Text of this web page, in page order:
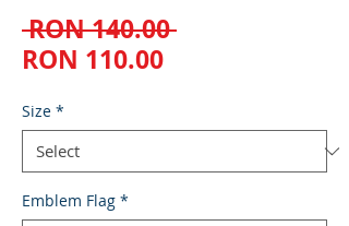
RON 140.00 Regular
RON 110.00Sale
Size *
Emblem Flag *